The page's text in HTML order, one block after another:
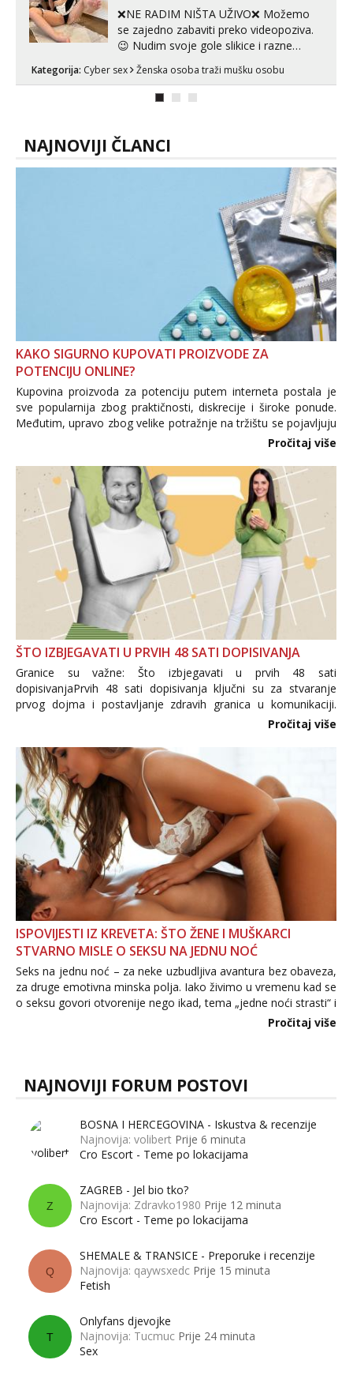
❌NE RADIM NIŠTA UŽIVO❌ Možemo
se zajedno zabaviti preko videopoziva.
😉 Nudim svoje gole slikice i razne
videouradke. 🤩 Za online zabavu pošalji
poruku na Whatsapp, Telegram ili Viber.
Kategorija: Cyber sex Ženska osoba traži mušku osobu
NAJNOVIJI ČLANCI
KAKO SIGURNO KUPOVATI PROIZVODE ZA
POTENCIJU ONLINE?
Kupovina proizvoda za potenciju putem interneta postala je
sve popularnija zbog praktičnosti, diskrecije i široke ponude.
Međutim, upravo zbog velike potražnje na tržištu se pojavljuju
i brojni krivotvoreni proizvodi, nepouzdane internetske
Pročitaj više
ŠTO IZBJEGAVATI U PRVIH 48 SATI DOPISIVANJA
Granice su važne: Što izbjegavati u prvih 48 sati
dopisivanjaPrvih 48 sati dopisivanja ključni su za stvaranje
prvog dojma i postavljanje zdravih granica u komunikaciji.
Važno je izbjeći prebrzo otkrivanje osobnih ili intimnih
povjerenje. Takođe...
Pročitaj više
ISPOVIJESTI IZ KREVETA: ŠTO ŽENE I MUŠKARCI
STVARNO MISLE O SEKSU NA JEDNU NOĆ
Seks na jednu noć – za neke uzbudljiva avantura bez obaveza,
za druge emotivna minska polja. Iako živimo u vremenu kad se
o seksu govori otvorenije nego ikad, tema „jedne noći strasti“ i
dalje izaziva burne rasprave. Što zapravo misle žene, a što
Pročitaj više
NAJNOVIJI FORUM POSTOVI
BOSNA I HERCEGOVINA - Iskustva & recenzije
Najnovija: volibert Prije 6 minuta
Cro Escort - Teme po lokacijama
Z
ZAGREB - Jel bio tko?
Najnovija: Zdravko1980 Prije 12 minuta
Cro Escort - Teme po lokacijama
Q
SHEMALE & TRANSICE - Preporuke i recenzije
Najnovija: qaywsxedc Prije 15 minuta
Fetish
T
Onlyfans djevojke
Najnovija: Tucmuc Prije 24 minuta
Sex